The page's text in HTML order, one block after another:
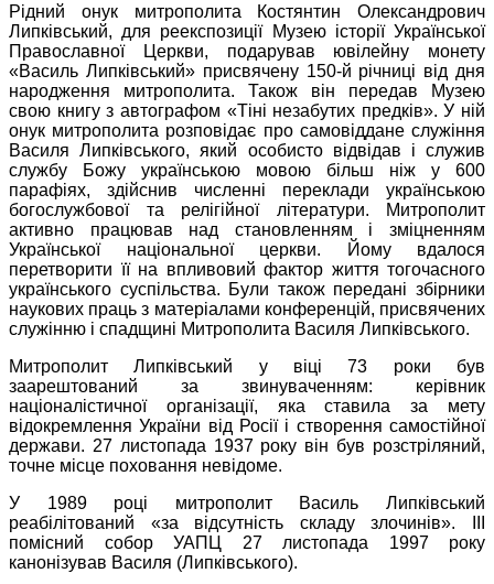
Рідний онук митрополита Костянтин Олександрович
Липківський, для реекспозиції Музею історії Української
Православної Церкви, подарував ювілейну монету
«Василь Липківський» присвячену 150-й річниці від дня
народження митрополита. Також він передав Музею
свою книгу з автографом «Тіні незабутих предків». У ній
онук митрополита розповідає про самовіддане служіння
Василя Липківського, який особисто відвідав і служив
службу Божу українською мовою більш ніж у 600
парафіях, здійснив численні переклади українською
богослужбової та релігійної літератури. Митрополит
активно працював над становленням і зміцненням
Української національної церкви. Йому вдалося
перетворити її на впливовий фактор життя тогочасного
українського суспільства. Були також передані збірники
наукових праць з матеріалами конференцій, присвячених
служінню і спадщині Митрополита Василя Липківського.
Митрополит Липківський у віці 73 роки був
заарештований за звинуваченням: керівник
націоналістичної організації, яка ставила за мету
відокремлення України від Росії і створення самостійної
держави. 27 листопада 1937 року він був розстріляний,
точне місце поховання невідоме.
У 1989 році митрополит Василь Липківський
реабілітований «за відсутність складу злочинів». ІІІ
помісний собор УАПЦ 27 листопада 1997 року
канонізував Василя (Липківського).